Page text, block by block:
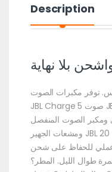
Description
بلا نهاية
توفر مكبرات الصوت
JBL Charge 5 صوت JBL Original Pro Sound الجريء، مع
الصوت المنفصل
ومشعات الجهير JBL ذات الضخ المزدوج. ما يصل إلى 20
للحفاظ على شحن
طوال الليل. المطر؟